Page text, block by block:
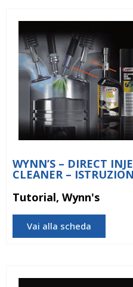
WYNN’S – DIRECT
CLEANER –
Tutorial, Wynn's
Vai alla scheda